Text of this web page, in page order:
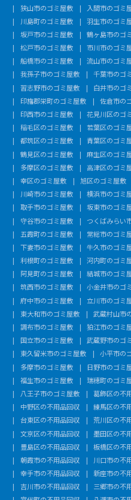
狭山市のゴミ屋敷
入間市のゴミ
川島町のゴミ屋敷
羽生市のゴミ
坂戸市のゴミ屋敷
鶴ヶ島市のゴ
松戸市のゴミ屋敷
市川市のゴミ
船橋市のゴミ屋敷
流山市のゴミ
我孫子市のゴミ屋敷
千葉市のゴ
習志野市のゴミ屋敷
白井市のゴ
印旛郡栄町のゴミ屋敷
佐倉市の
印西市のゴミ屋敷
花見川区のゴ
稲毛区のゴミ屋敷
若葉区のゴミ
都筑区のゴミ屋敷
青葉区のゴミ
鶴見区のゴミ屋敷
麻生区のゴミ
多摩区のゴミ屋敷
高津区のゴミ
幸区のゴミ屋敷
旭区のゴミ屋敷
川崎市のゴミ屋敷
横浜市のゴミ
取手市のゴミ屋敷
坂東市のゴミ
守谷市のゴミ屋敷
つくばみらい
五霞町のゴミ屋敷
常総市のゴミ
下妻市のゴミ屋敷
牛久市のゴミ
利根町のゴミ屋敷
河内町のゴミ
阿見町のゴミ屋敷
結城市のゴミ
筑西市のゴミ屋敷
小金井市のゴ
府中市のゴミ屋敷
立川市のゴミ
東大和市のゴミ屋敷
武蔵村山市
調布市のゴミ屋敷
狛江市のゴミ
国立市のゴミ屋敷
武蔵野市のゴ
東久留米市のゴミ屋敷
小平市の
多摩市のゴミ屋敷
日野市のゴミ
福生市のゴミ屋敷
瑞穂町のゴミ
八王子市のゴミ屋敷
葛飾区の不
中野区の不用品回収
練馬区の不
台東区の不用品回収
荒川区の不
文京区の不用品回収
墨田区の不
豊島区の不用品回収
板橋区の不
朝霞市の不用品回収
川口市の不
幸手市の不用品回収
新座市の不
吉川市の不用品回収
三郷市の不